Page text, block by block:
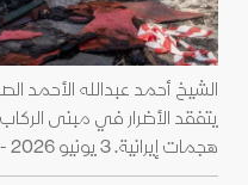
الشيخ أحمد عبدالله الأحمد
هجمات إيرانية. 3 يونيو 2026 - كونا